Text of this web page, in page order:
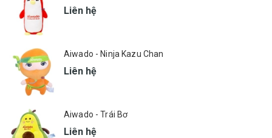
Liên hệ
Aiwado - Ninja Kazu Chan
Liên hệ
Aiwado - Trái Bơ
Liên hệ